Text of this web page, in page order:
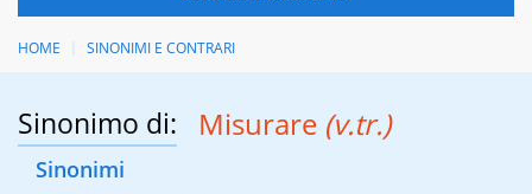
HOME SINONIMI E CONTRARI
Sinonimo di: Misurare (v.tr.)
Sinonimi